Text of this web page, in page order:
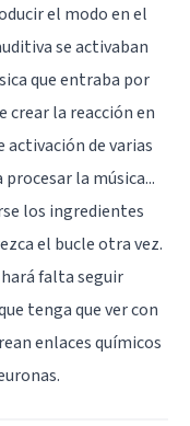
el modo en el
se activaban
que entraba por
crear la reacción en
activación de varias
la música...
los ingredientes
el bucle otra vez.
falta seguir
tenga que ver con
enlaces químicos